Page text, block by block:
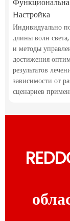
Настройка
Индивидуально
длины волн
и методы
достижения
результатов
зависимости от
сценариев